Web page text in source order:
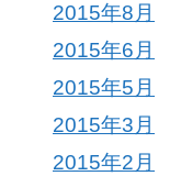
2015年8月
2015年6月
2015年5月
2015年3月
2015年2月